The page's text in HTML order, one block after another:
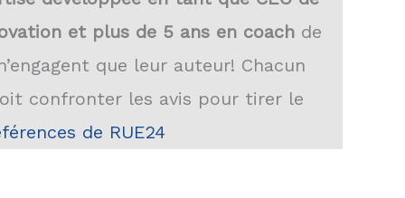
et plus de 5 ans en coachde
que leur auteur! Chacun
confronter les avis pour tirer le
de RUE24